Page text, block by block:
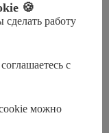
🍪
работу
с
можно